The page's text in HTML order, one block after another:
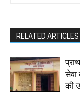
RELATED ARTICLES
सेवा
की